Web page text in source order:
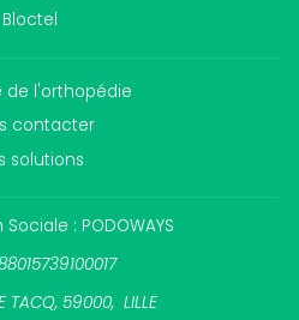
Bloctel
de l'orthopédie
contacter
solutions
: PODOWAYS
TACQ, 59000, LILLE